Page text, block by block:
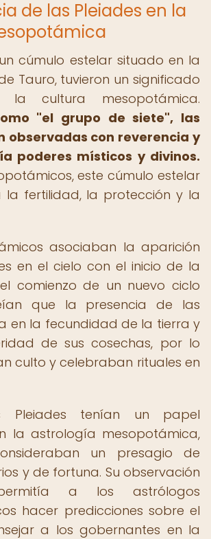
de las Pleiades en la
cúmulo estelar situado en la
Tauro, tuvieron un significado
la cultura mesopotámica.
"el grupo de siete", las
observadas con reverencia y
poderes místicos y divinos.
este cúmulo estelar
la fertilidad, la protección y la
asociaban la aparición
en el cielo con el inicio de la
comienzo de un nuevo ciclo
que la presencia de las
en la fecundidad de la tierra y
de sus cosechas, por lo
culto y celebraban rituales en
Pleiades tenían un papel
la astrología mesopotámica,
un presagio de
y de fortuna. Su observación
a los astrólogos
hacer predicciones sobre el
a los gobernantes en la